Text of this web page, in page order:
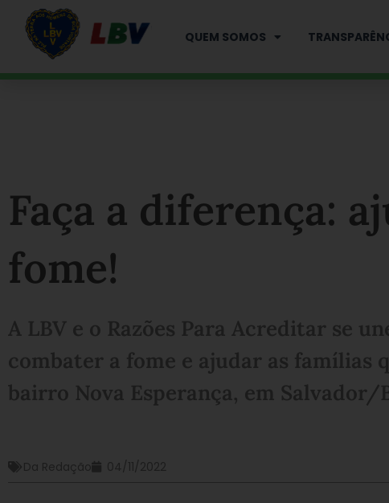
QUEM SOMOS
Faça a diferença:
fome!
A LBV e o Razões Para Acreditar se
combater a fome e ajudar as famílias
bairro Nova Esperança, em Salvador/
Da Redação 04/11/2022